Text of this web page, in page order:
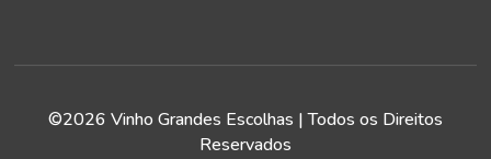
©2026 Vinho Grandes Escolhas | Todos os Direitos
Reservados